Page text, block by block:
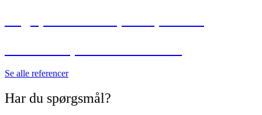
Se alle referencer
Har du spørgsmål?